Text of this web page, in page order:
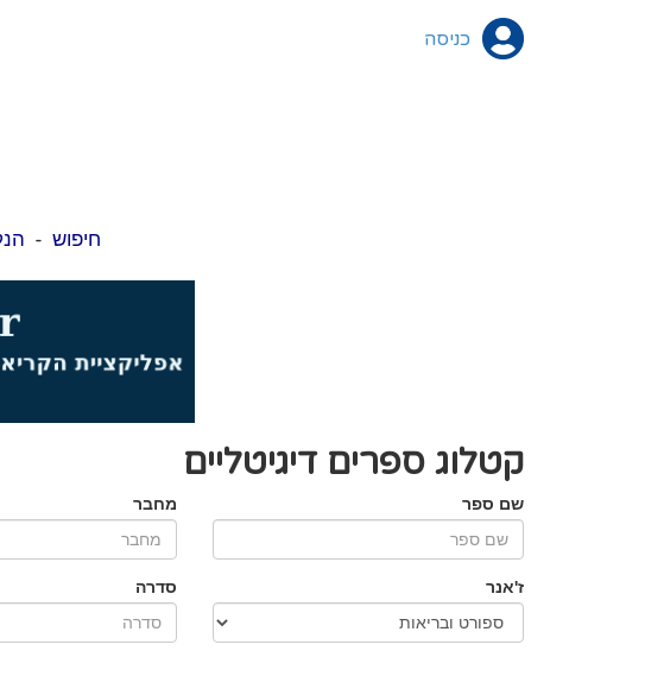
כניסה
חיפוש -
קטלוג ספרים דיגיטליים
שם ספר מחבר
ז'אנר סדרה